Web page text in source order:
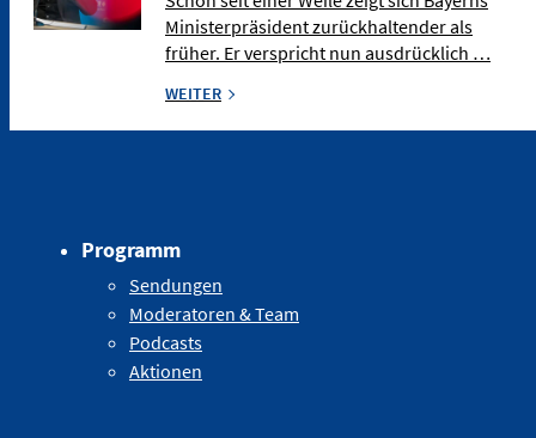
Ministerpräsident zurückhaltender als
früher. Er verspricht nun ausdrücklich …
WEITER
Programm
Sendungen
Moderatoren & Team
Podcasts
Aktionen